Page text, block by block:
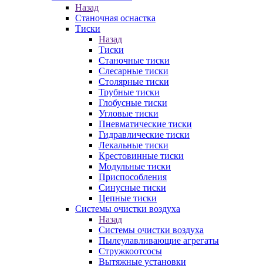
Назад
Станочная оснастка
Тиски
Назад
Тиски
Станочные тиски
Слесарные тиски
Столярные тиски
Трубные тиски
Глобусные тиски
Угловые тиски
Пневматические тиски
Гидравлические тиски
Лекальные тиски
Крестовинные тиски
Модульные тиски
Приспособления
Синусные тиски
Цепные тиски
Системы очистки воздуха
Назад
Системы очистки воздуха
Пылеулавливающие агрегаты
Стружкоотсосы
Вытяжные установки